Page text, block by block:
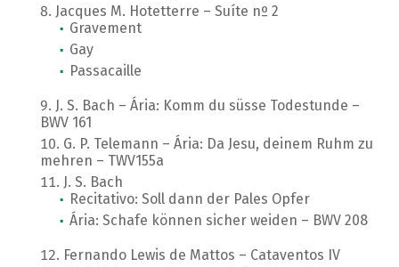
Jacques M. Hotetterre – Suíte nº 2
Gravement
Gay
Passacaille
J. S. Bach – Ária: Komm du süsse Todestunde –
BWV 161
G. P. Telemann – Ária: Da Jesu, deinem Ruhm zu
mehren – TWV155a
J. S. Bach
Recitativo: Soll dann der Pales Opfer
Ária: Schafe können sicher weiden – BWV 208
Fernando Lewis de Mattos – Cataventos IV